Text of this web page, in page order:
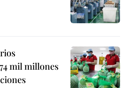
mil millones